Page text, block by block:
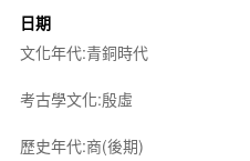
日期
文化年代:青銅時代
考古學文化:殷虛
歷史年代:商(後期)